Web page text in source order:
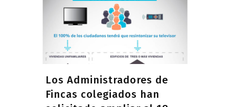
Los Administradores de
Fincas colegiados han